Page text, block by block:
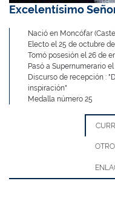
Excelentísimo
Nació en Moncófar
Electo el 25 de octubre
Tomó posesión el 26 de
Pasó a Supernumerario
Discurso de recepción :
inspiración"
Medalla número 25